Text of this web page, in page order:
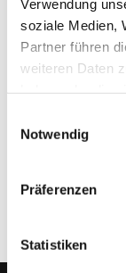
Verwendung
soziale Medien,
Partner führen
weiteren Daten
Notwendig
Präferenzen
Statistiken
unterhttps://
sind weder